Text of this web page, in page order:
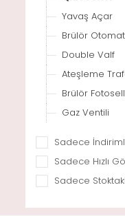
Yavaş Açar
Brülör
Double Valf
Ateşleme
Brülör
Gaz Ventili
Sadece
Sadece Hızlı
Sadece